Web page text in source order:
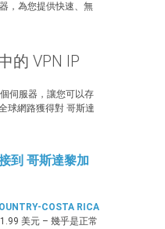
，為您提供快速、無
的 VPN IP
伺服器，讓您可以存
球網路獲得對 哥斯達
到 哥斯達黎加
COSTA RICA
美元 – 幾乎是正常